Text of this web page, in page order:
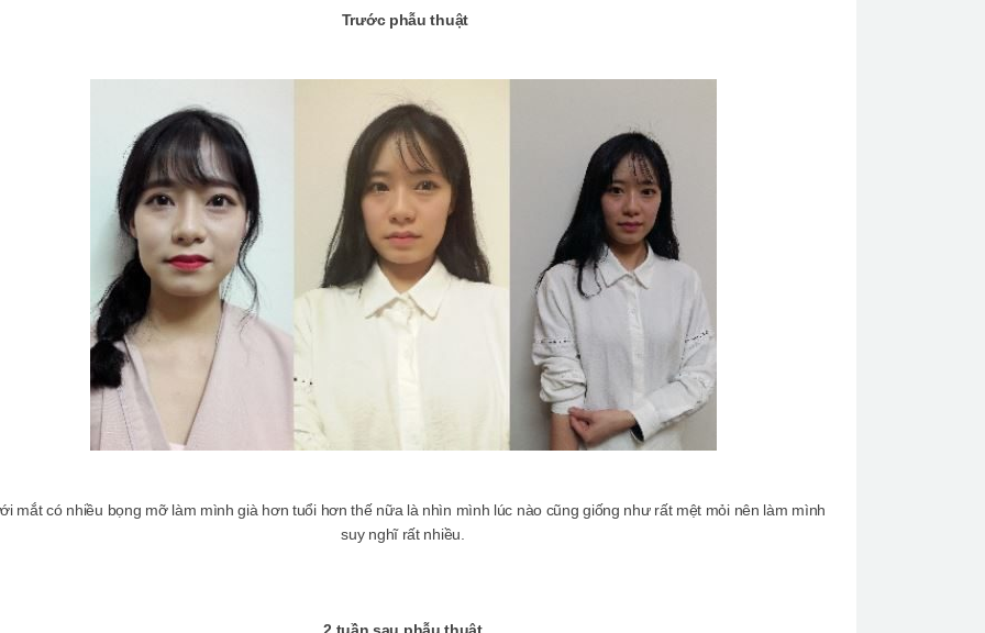
Trước phẫu thuật
mắt có nhiều bọng mỡ làm mình già hơn tuổi hơn thế nữa là nhìn mình lúc nào cũng giống như rất mệt mỏi nên làm mình
suy nghĩ rất nhiều.
2 tuần sau phẫu thuật